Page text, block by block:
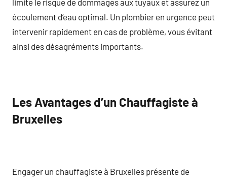
écoulement d’eau optimal. Un plombier en urgence peut
intervenir rapidement en cas de problème, vous évitant
ainsi des désagréments importants.
Les Avantages d’un Chauffagiste à
Bruxelles
Engager un chauffagiste à Bruxelles présente de